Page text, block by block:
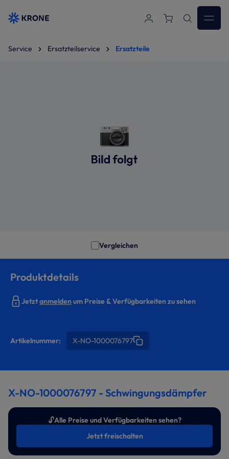
Zum Hauptinhalt springen
Service Ersatzteilservice Ersatzteile
Vergleichen
Produktdetails
Jetztanmeldenum Preise & Verfügbarkeiten zu sehen
Artikelnummer: X-NO-1000076797
X-NO-1000076797 - Schwingungsdämpfer
🔓Alle Preise und Verfügbarkeiten sehen?
Jetzt freischalten